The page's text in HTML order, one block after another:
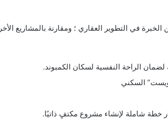
العديد من الخدمات في مشروعها الغربي أوراسكوم ، حيث تجمع 30 عامًا من الخبرة في التطوير
الراحة النفسية لسكان الكمبوند.
السكني
خطة شاملة لإنشاء مشروع مكتفٍ ذاتيًا.